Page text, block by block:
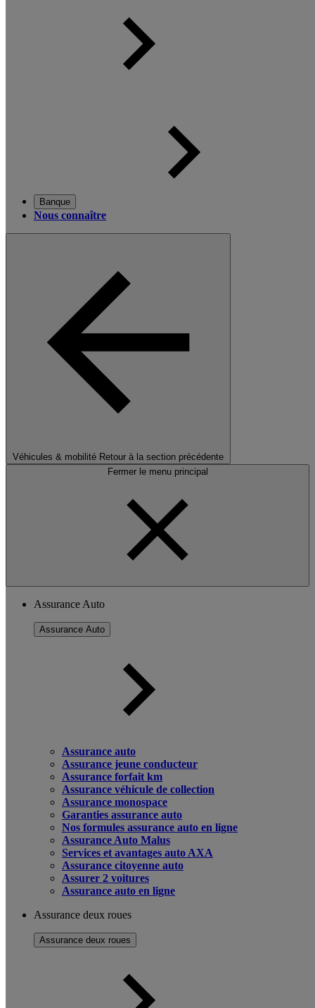
Banque
Nous connaître
Véhicules & mobilité Retour à la section précédente
Fermer le menu principal
Assurance Auto
Assurance Auto
Assurance auto
Assurance jeune conducteur
Assurance forfait km
Assurance véhicule de collection
Assurance monospace
Garanties assurance auto
Nos formules assurance auto en ligne
Assurance Auto Malus
Services et avantages auto AXA
Assurance citoyenne auto
Assurer 2 voitures
Assurance auto en ligne
Assurance deux roues
Assurance deux roues